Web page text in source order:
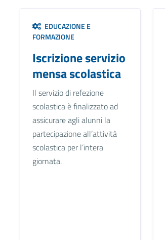
EDUCAZIONE E
FORMAZIONE
Iscrizione servizio
mensa scolastica
Il servizio di refezione
scolastica è finalizzato ad
assicurare agli alunni la
partecipazione all’attività
scolastica per l’intera
giornata.